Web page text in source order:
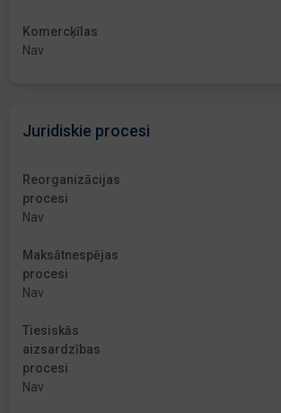
Komercķīlas
Nav
Juridiskie procesi
Reorganizācijas
procesi
Nav
Maksātnespējas
procesi
Nav
Tiesiskās
aizsardzības
procesi
Nav